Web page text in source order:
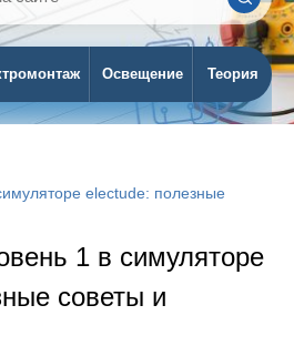
Освещение Теория
electude: полезные
1 в симуляторе
советы и